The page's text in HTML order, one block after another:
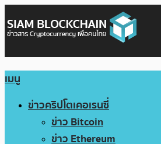
เมนู
ข่าวคริปโตเคอเรนซี่
ข่าว Bitcoin
ข่าว Ethereum